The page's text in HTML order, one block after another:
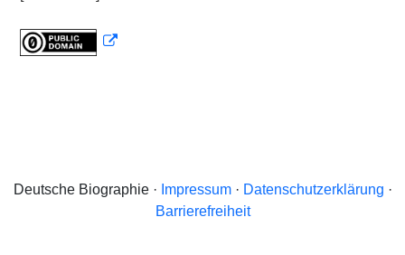
Deutsche Biographie · Impressum· Datenschutzerklärung ·
Barrierefreiheit